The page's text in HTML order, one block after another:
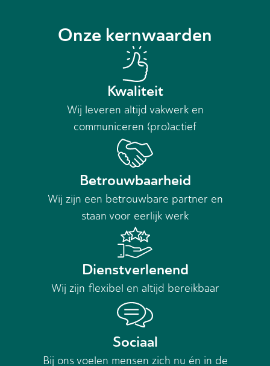
Onze kernwaarden
Kwaliteit
Wij leveren altijd vakwerk en
communiceren (pro)actief
Betrouwbaarheid
Wij zijn een betrouwbare partner en
staan voor eerlijk werk
Dienstverlenend
Wij zijn flexibel en altijd bereikbaar
Sociaal
Bij ons voelen mensen zich nu én in de